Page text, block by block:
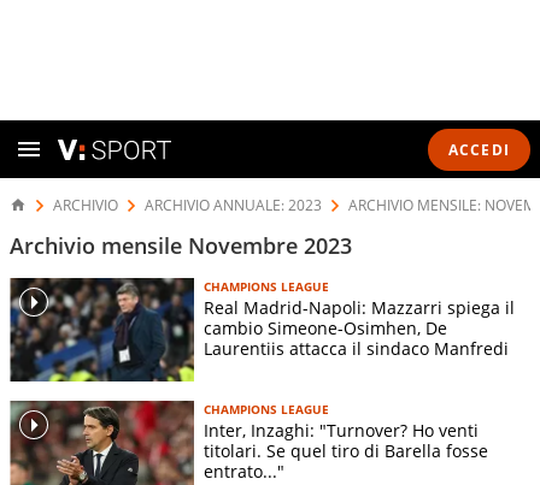
ACCEDI
ARCHIVIO ARCHIVIO ANNUALE: 2023 ARCHIVIO MENSILE:
Archivio mensile Novembre 2023
CHAMPIONS LEAGUE
Real Madrid-Napoli: Mazzarri spiega il
cambio Simeone-Osimhen, De
Laurentiis attacca il sindaco Manfredi
CHAMPIONS LEAGUE
Inter, Inzaghi: "Turnover? Ho venti
titolari. Se quel tiro di Barella fosse
entrato..."